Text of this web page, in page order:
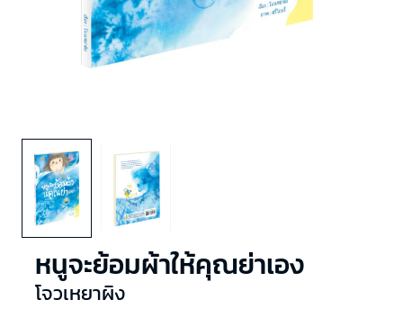
หนูจะย้อมผ้าให้คุณย่าเอง
โจวเหยาผิง